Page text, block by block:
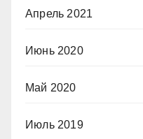
Апрель 2021
Июнь 2020
Май 2020
Июль 2019